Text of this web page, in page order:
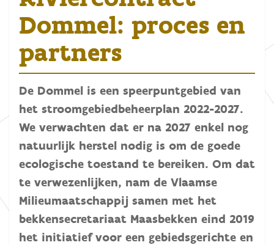
Dommel: proces en
partners
De Dommel is een speerpuntgebied van
het stroomgebiedbeheerplan 2022-2027.
We verwachten dat er na 2027 enkel nog
natuurlijk herstel nodig is om de goede
ecologische toestand te bereiken. Om dat
te verwezenlijken, nam de Vlaamse
Milieumaatschappij samen met het
bekkensecretariaat Maasbekken eind 2019
het initiatief voor een gebiedsgerichte en